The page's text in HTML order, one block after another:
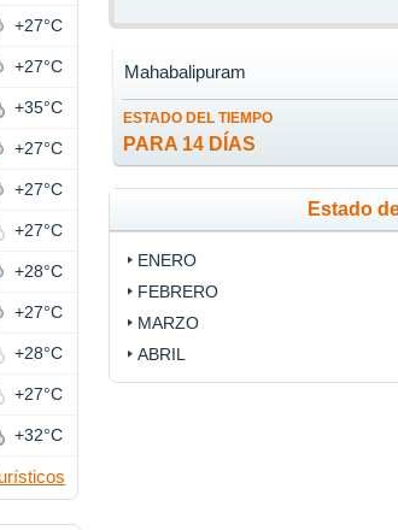
ESTADO DEL TIEMPO
PARA 14 DÍAS
Mahabalipuram
Estado
ENERO
FEBRERO
MARZO
ABRIL
+27°C
+27°C
+35°C
+27°C
+27°C
+27°C
+28°C
+27°C
+28°C
+27°C
+32°C